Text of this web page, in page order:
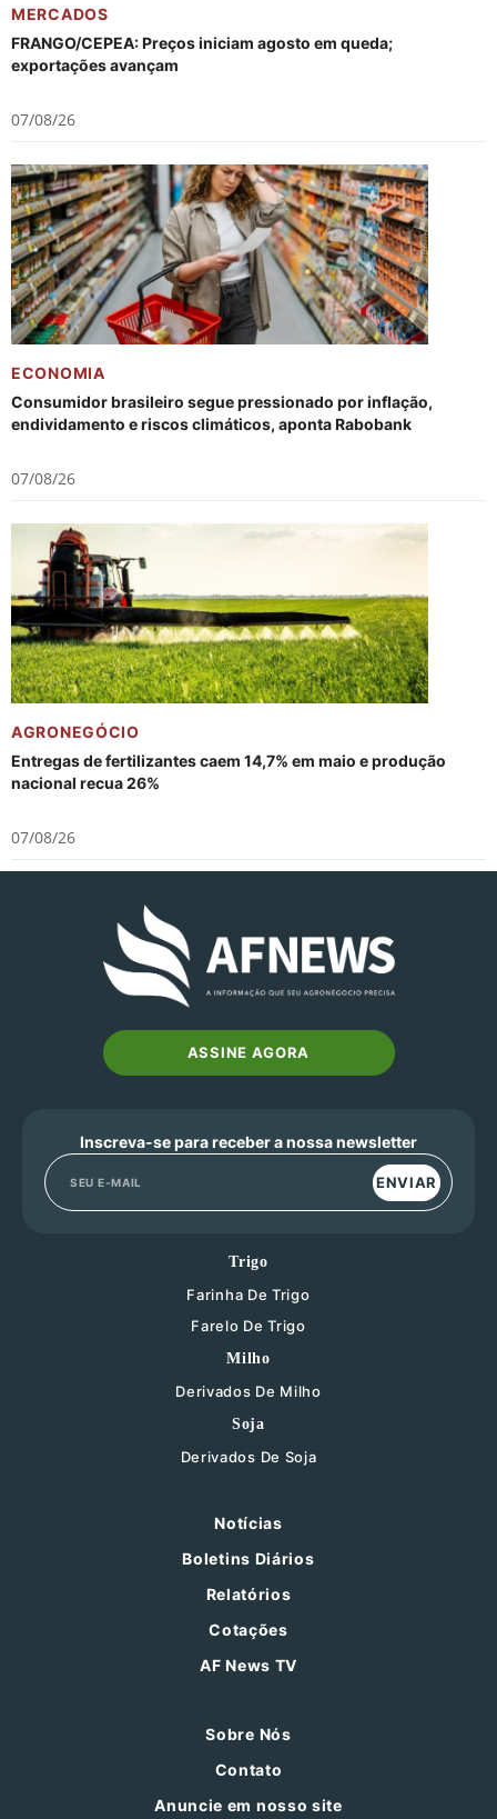
MERCADOS
FRANGO/CEPEA: Preços iniciam agosto em queda;
exportações avançam
07/08/26
ECONOMIA
Consumidor brasileiro segue pressionado por inflação,
endividamento e riscos climáticos, aponta Rabobank
07/08/26
AGRONEGÓCIO
Entregas de fertilizantes caem 14,7% em maio e produção
nacional recua 26%
07/08/26
ASSINE AGORA
Inscreva-se para receber a nossa newsletter
ENVIAR
Trigo
Farinha De Trigo
Farelo De Trigo
Milho
Derivados De Milho
Soja
Derivados De Soja
Notícias
Boletins Diários
Relatórios
Cotações
AF News TV
Sobre Nós
Contato
Anuncie em nosso site